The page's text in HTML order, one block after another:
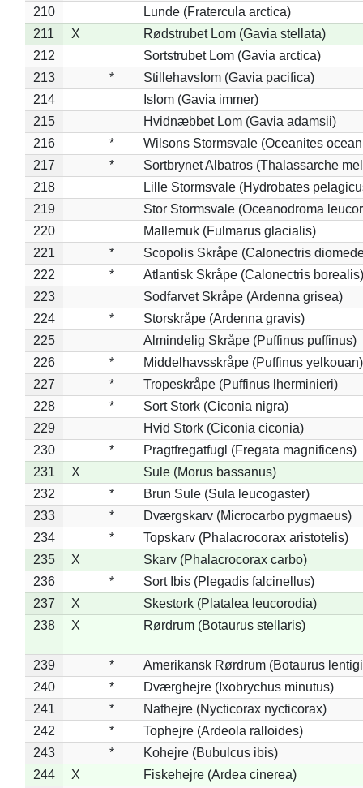
210
Lunde (Fratercula arctica)
211
X
Rødstrubet Lom (Gavia stellata)
212
Sortstrubet Lom (Gavia arctica)
213
*
Stillehavslom (Gavia pacifica)
214
Islom (Gavia immer)
215
Hvidnæbbet Lom (Gavia adamsii)
216
*
Wilsons Stormsvale (Oceanites
217
*
Sortbrynet Albatros (Thalassarche
218
Lille Stormsvale (Hydrobates
219
Stor Stormsvale (Oceanodroma
220
Mallemuk (Fulmarus glacialis)
221
*
Scopolis Skråpe (Calonectris
222
*
Atlantisk Skråpe (Calonectris borealis)
223
Sodfarvet Skråpe (Ardenna grisea)
224
*
Storskråpe (Ardenna gravis)
225
Almindelig Skråpe (Puffinus puffinus)
226
*
Middelhavsskråpe (Puffinus yelkouan)
227
*
Tropeskråpe (Puffinus lherminieri)
228
*
Sort Stork (Ciconia nigra)
229
Hvid Stork (Ciconia ciconia)
230
*
Pragtfregatfugl (Fregata magnificens)
231
X
Sule (Morus bassanus)
232
*
Brun Sule (Sula leucogaster)
233
*
Dværgskarv (Microcarbo pygmaeus)
234
*
Topskarv (Phalacrocorax aristotelis)
235
X
Skarv (Phalacrocorax carbo)
236
*
Sort Ibis (Plegadis falcinellus)
237
X
Skestork (Platalea leucorodia)
238
X Rørdrum (Botaurus stellaris)
239 *
Amerikansk Rørdrum (Botaurus
240
*
Dværghejre (Ixobrychus minutus)
241
*
Nathejre (Nycticorax nycticorax)
242
*
Tophejre (Ardeola ralloides)
243
*
Kohejre (Bubulcus ibis)
244
X
Fiskehejre (Ardea cinerea)